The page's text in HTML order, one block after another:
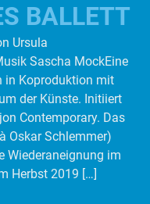
BALLETT
Ursula
Sascha MockEine
in Koproduktion mit
der Künste. Initiiert
Contemporary. Das
Oskar Schlemmer)
Wiederaneignung im
Herbst 2019 […]